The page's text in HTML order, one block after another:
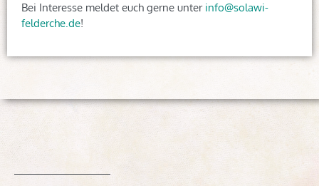
Bei Interesse meldet euch gerne unter info@solawi-
felderche.de!